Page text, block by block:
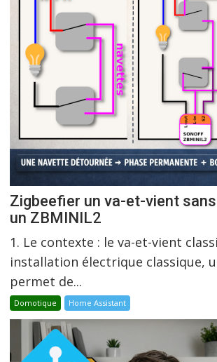
Zigbeefier un va-et-vient
un ZBMINIL2
1. Le contexte : le va-et-vient
installation électrique classique,
permet de...
Domotique Home Assistant